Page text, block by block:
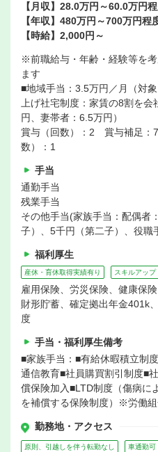
【月収】28.0万円～60.0万円
【年収】480万円～700万円程
【時給】2,000円～
※前職給与・年齢・経験等を
ます
■地域手当：3.5万円／月（対
上げ社宅制度：家賃の8割を会
円、妻帯者：6.5万円）
賞与（回数）：2 賞与補足：
数）：1
手当
通勤手当
残業手当
その他手当(家族手当：配偶者
子）、5千円（第二子）、役職
福利厚生
産休・育休取得実績有り スキルアップ
雇用保険、労災保険、健康保
財形貯蓄、確定拠出年金401k
度
手当・福利厚生備考
■家族手当：■有給休暇積立制
通信教育■社員購買割引制度■
償保険加入■LTD制度（傷病に
を補償する保険制度）※労働組
勤務地・アクセス
原則、引越しを伴う転勤なし 車通勤可